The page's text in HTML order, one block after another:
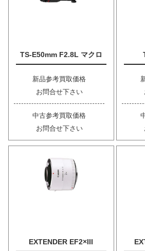
TS-E50mm F2.8L マクロ
新品参考買取価格
お問合せ下さい
中古参考買取価格
お問合せ下さい
EXTENDER EF2×III